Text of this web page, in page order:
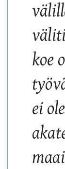
koe
ei